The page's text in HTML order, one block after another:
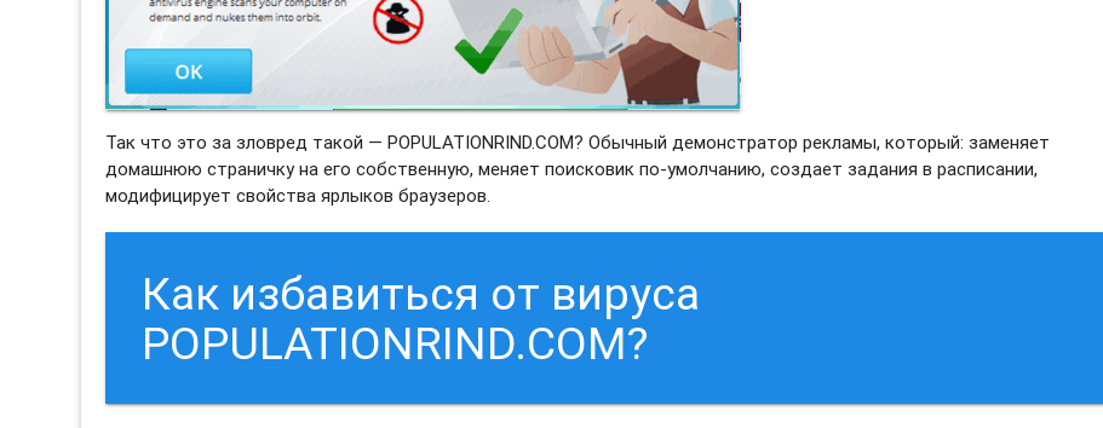
Так что это за зловред такой — POPULATIONRIND.COM? Обычный демонстратор рекламы, который: заменяет
домашнюю страничку на его собственную, меняет поисковик по-умолчанию, создает задания в расписании,
модифицирует свойства ярлыков браузеров.
Как избавиться от вируса
POPULATIONRIND.COM?